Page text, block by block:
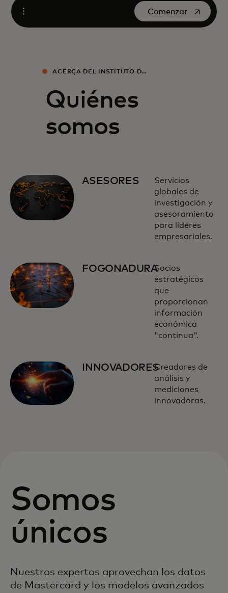
Abrir
Comenzar
se abre en una
ACERCA DEL INSTITUTO DE
Quiénes
somos
ASESORES
Servicios
globales de
investigación y
asesoramiento
para líderes
empresariales.
FOGONADURASocios
estratégicos
que
proporcionan
información
económica
"continua".
INNOVADORESCreadores de
análisis y
mediciones
innovadoras.
Somos
únicos
Nuestros expertos aprovechan los datos
de Mastercard y los modelos avanzados